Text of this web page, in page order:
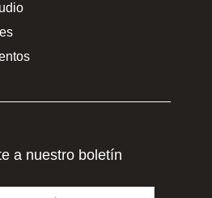
a nuestro boletín